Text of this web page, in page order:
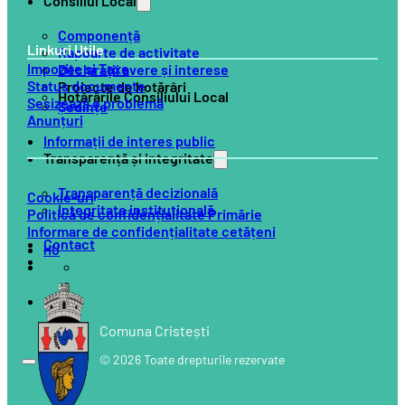
Componență
Rapoarte de activitate
Declarații avere și interese
Proiecte de hotărâri
Hotărârile Consiliului Local
Ședințe
Informații de interes public
Transparență și integritate
Transparență decizională
Integritate instituțională
Contact
HU
Linkuri Utile
Impozite și Taxe
Status documente
Sesizează o problemă
Anunțuri
Comuna Cristești
© 2026 Toate drepturile rezervate
Cookie-uri
Politică de confidențialitate Primărie
Informare de confidențialitate cetățeni